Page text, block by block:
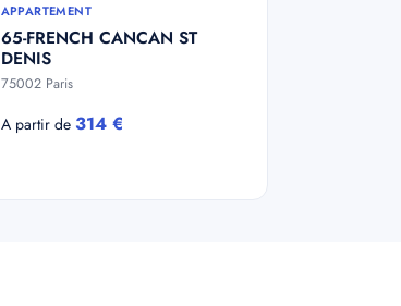
APPARTEMENT
65-FRENCH CANCAN ST
DENIS
75002 Paris
A partir de 314 €